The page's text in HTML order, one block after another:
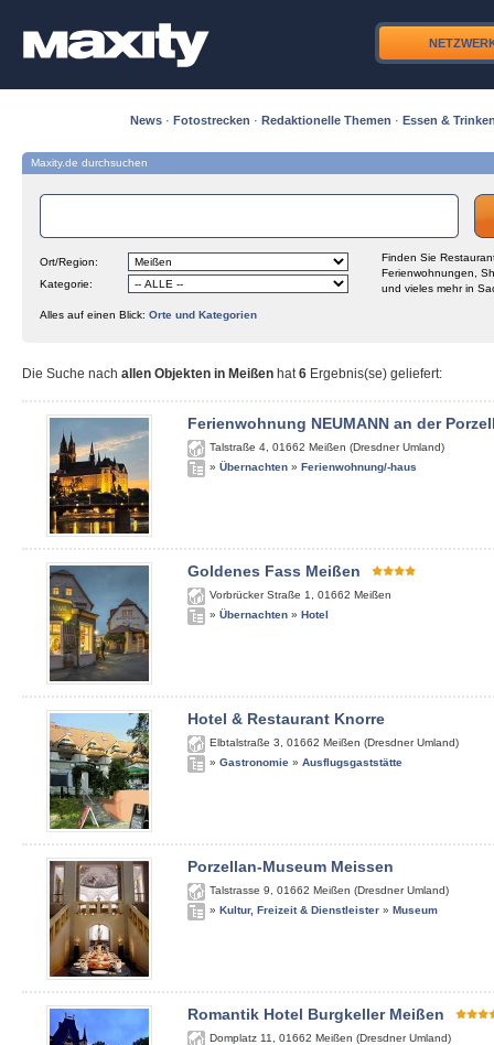
News · Fotostrecken · Redaktionelle Themen · Essen &
Maxity.de durchsuchen
Ort/Region:
Kategorie:
Finden Sie
Ferienwohnungen,
und vieles mehr in
Alles auf einen Blick: Orte und Kategorien
Die Suche nach allen Objekten in Meißen hat6 Ergebnis(se) geliefert:
Ferienwohnung NEUMANN an der
Talstraße 4 01662 Meißen (Dresdner Umland)
» Übernachten » Ferienwohnung/-haus
Goldenes Fass Meißen
Vorbrücker Straße 1 01662 Meißen
» Übernachten » Hotel
Hotel & Restaurant Knorre
Elbtalstraße 3 01662 Meißen (Dresdner Umland)
» Gastronomie » Ausflugsgaststätte
Porzellan-Museum Meissen
Talstrasse 9 01662 Meißen (Dresdner Umland)
» Kultur, Freizeit & Dienstleister » Museum
Romantik Hotel Burgkeller Meißen
Domplatz 11 01662 Meißen (Dresdner Umland)